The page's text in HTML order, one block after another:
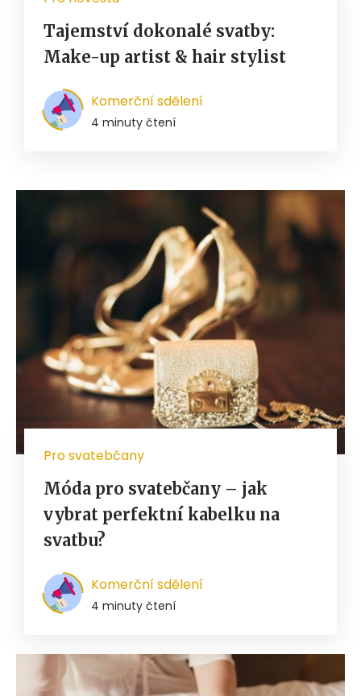
Tajemství dokonalé svatby:
Make-up artist & hair stylist
Komerční sdělení
4 minuty čtení
Pro svatebčany
Móda pro svatebčany – jak
vybrat perfektní kabelku na
svatbu?
Komerční sdělení
4 minuty čtení